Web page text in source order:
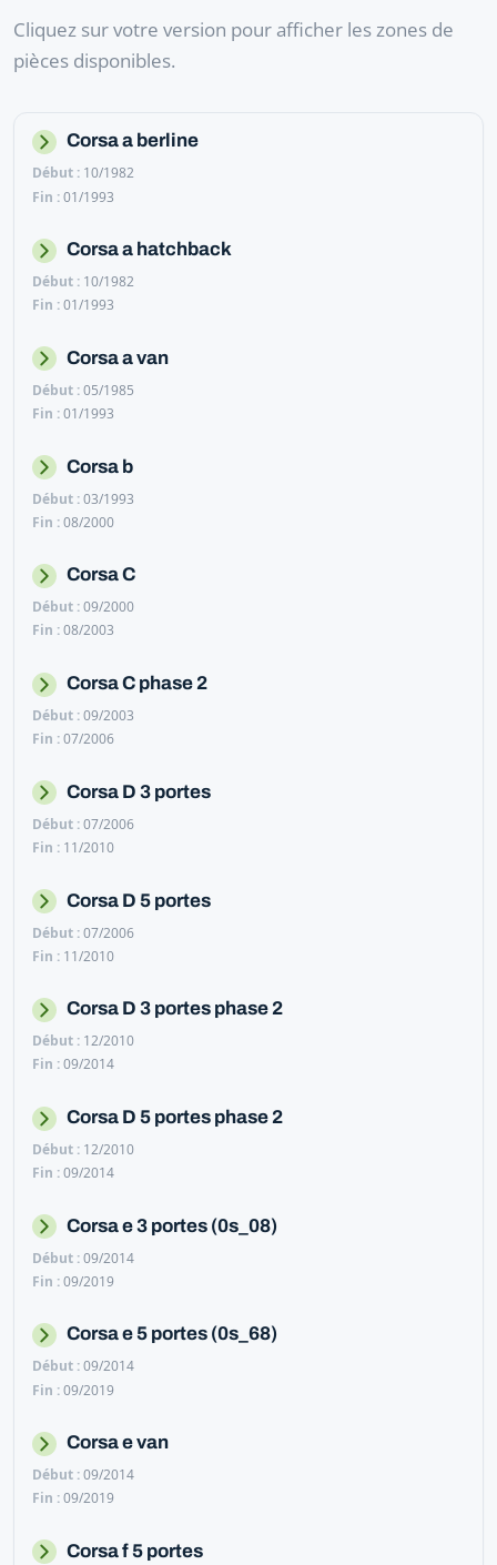
Cliquez sur votre version pour afficher les zones de
pièces disponibles.
Corsa a berline
10/1982
01/1993
Corsa a hatchback
10/1982
01/1993
Corsa a van
05/1985
01/1993
Corsa b
03/1993
08/2000
Corsa C
09/2000
08/2003
Corsa C phase 2
09/2003
07/2006
Corsa D 3 portes
07/2006
11/2010
Corsa D 5 portes
07/2006
11/2010
Corsa D 3 portes phase 2
12/2010
09/2014
Corsa D 5 portes phase 2
12/2010
09/2014
Corsa e 3 portes (0s_08)
09/2014
09/2019
Corsa e 5 portes (0s_68)
09/2014
09/2019
Corsa e van
09/2014
09/2019
Corsa f 5 portes